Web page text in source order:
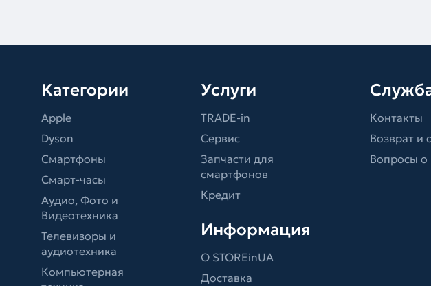
Категории
Apple
Dyson
Смартфоны
Смарт-часы
Аудио, Фото и
Видеотехника
Телевизоры и
аудиотехника
Компьютерная
Услуги
TRADE-in
Сервис
Запчасти для
смартфонов
Кредит
Информация
О STOREinUA
Доставка
Контакты
Возврат и
Вопросы о